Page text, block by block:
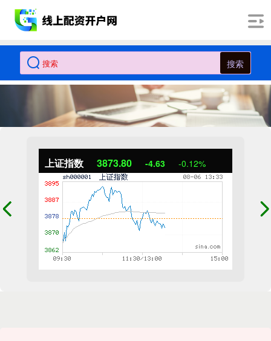
搜索
上证指数 3873.94 -4.49 -0.12%